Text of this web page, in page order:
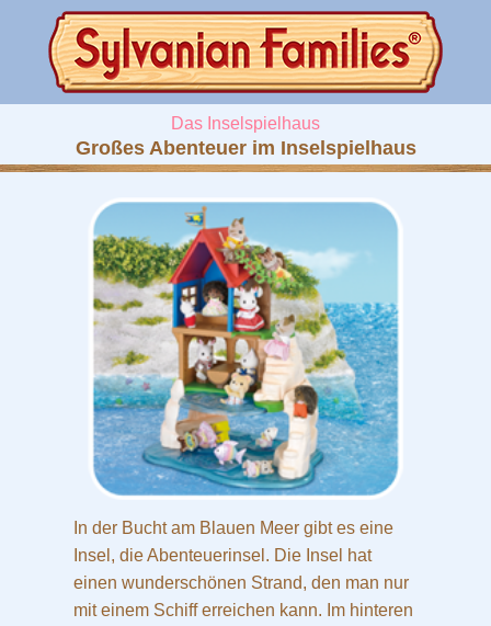
Das Inselspielhaus
Großes Abenteuer im Inselspielhaus
In der Bucht am Blauen Meer gibt es eine
Insel, die Abenteuerinsel. Die Insel hat
einen wunderschönen Strand, den man nur
mit einem Schiff erreichen kann. Im hinteren